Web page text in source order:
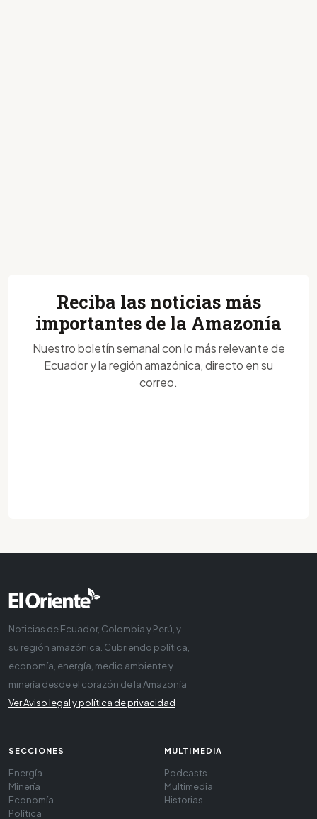
Reciba las noticias más
importantes de la Amazonía
Nuestro boletín semanal con lo más relevante de
Ecuador y la región amazónica, directo en su
correo.
Noticias de Ecuador, Colombia y Perú, y
su región amazónica. Cubriendo política,
economía, energía, medio ambiente y
minería desde el corazón de la Amazonía
Ver Aviso legal y política de privacidad
SECCIONES
Energía
Minería
Economía
Política
MULTIMEDIA
Podcasts
Multimedia
Historias